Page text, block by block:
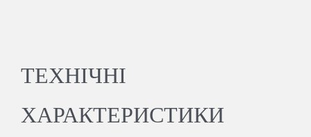
ТЕХНІЧНІ
ХАРАКТЕРИСТИКИ